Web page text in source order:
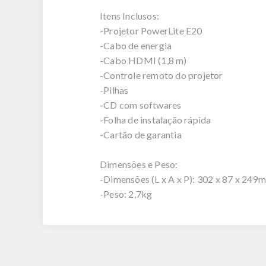
Itens Inclusos:
-Projetor PowerLite E20
-Cabo de energia
-Cabo HDMI (1,8 m)
-Controle remoto do projetor
-Pilhas
-CD com softwares
-Folha de instalação rápida
-Cartão de garantia
Dimensões e Peso:
-Dimensões (L x A x P): 302 x 87 x
-Peso: 2,7kg